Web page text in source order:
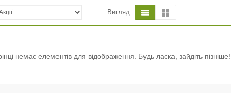
Вигляд
немає елементів для відображення. Будь ласка, зайдіть пізніше!